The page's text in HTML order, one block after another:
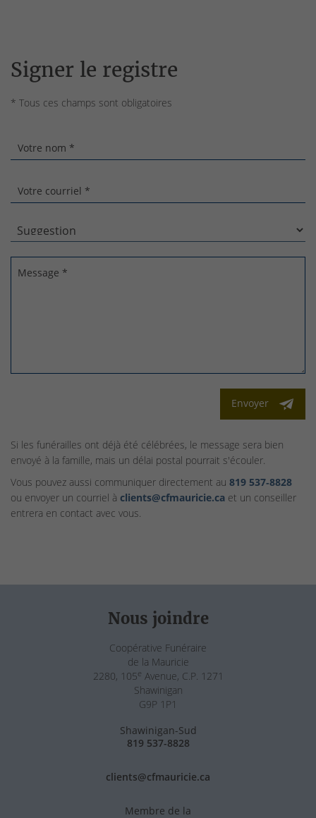
Signer le registre
* Tous ces champs sont obligatoires
Votre nom *
Votre courriel *
Message *
Envoyer
Si les funérailles ont déjà été célébrées, le message sera bien
envoyé à la famille, mais un délai postal pourrait s'écouler.
Vous pouvez aussi communiquer directement au 819 537‑8828
ou envoyer un courriel à clients@cfmauricie.ca et un conseiller
entrera en contact avec vous.
Nous joindre
Coopérative Funéraire
de la Mauricie
2280, 105e Avenue, C.P. 1271
Shawinigan
G9P 1P1
Shawinigan-Sud
819 537-8828
clients@cfmauricie.ca
Membre de la